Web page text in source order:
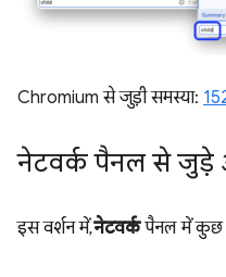
Chromium से जुड़ी समस्या:
नेटवर्क पैनल से जुड़े
इस वर्शन में,नेटवर्कपैनल में कुछ